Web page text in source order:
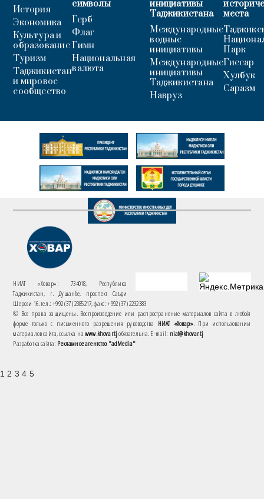
История
Экономика
Культура и
образование
Туризм
Таджикистан
и мировое
сообщество
символы
Герб
Флаг
Гимн
Национальная
валюта
инициативы
Таджикистана
Международные
водные
инициативы
Международные
инициативы
Таджикистана
Навруз
места
Парк
Гиссар
Хулбук
Саразм
НИАТ «Ховар»: 734018, Республика
Таджикистан, г. Душанбе, проспект Саъди
Шерози 16. тел.: +992 (37) 2385217, факс: +992 (37) 2232383
© Все права защищены. Воспроизведение или распространение материалов сайта в любой
форме только с письменного разрешения руководства НИАТ «Ховар». При использовании
материалов сайта, ссылка наwww.khovar.tjобязательна. E-mail: niat@khovar.tj
Разработка сайта: Рекламное агентство "adMedia"
1 2 3 4 5